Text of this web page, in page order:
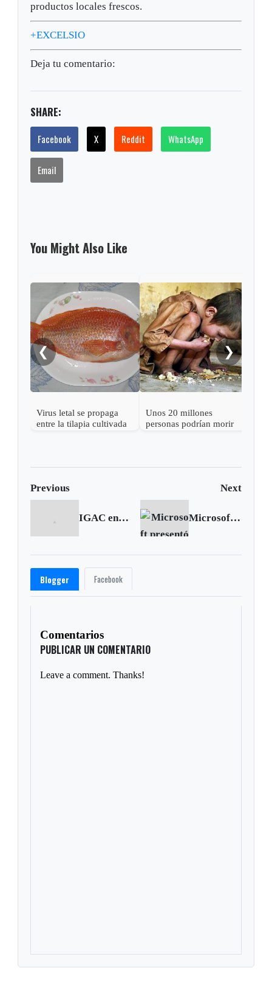
productos locales frescos.
+EXCELSIO
Deja tu comentario:
SHARE:
Facebook X Reddit WhatsApp
Email
You Might Also Like
❮
Virus letal se propaga
entre la tilapia cultivada
Unos 20 millones
personas podrían morir
❯
Previous Next
IGAC entregó resultados de la actualización catastral en Quípama Microsoft presentó nuevo teclado para smartphones y tablets
Blogger Facebook
Comentarios
PUBLICAR UN COMENTARIO
Leave a comment. Thanks!